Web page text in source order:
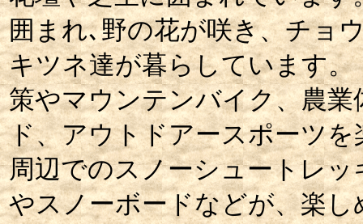
囲まれ､野の花が咲き、チョ
キツネ達が暮らしています
策やマウンテンバイク、農
ド、アウトドアースポーツ
周辺でのスノーシュートレ
やスノーボードなどが、楽